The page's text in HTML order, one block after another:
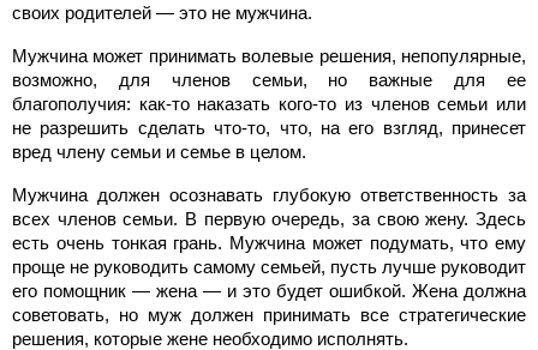
своих родителей — это не мужчина.
Мужчина может принимать волевые решения, непопулярные,
возможно, для членов семьи, но важные для ее
благополучия: как-то наказать кого-то из членов семьи или
не разрешить сделать что-то, что, на его взгляд, принесет
вред члену семьи и семье в целом.
Мужчина должен осознавать глубокую ответственность за
всех членов семьи. В первую очередь, за свою жену. Здесь
есть очень тонкая грань. Мужчина может подумать, что ему
проще не руководить самому семьей, пусть лучше руководит
его помощник — жена — и это будет ошибкой. Жена должна
советовать, но муж должен принимать все стратегические
решения, которые жене необходимо исполнять.